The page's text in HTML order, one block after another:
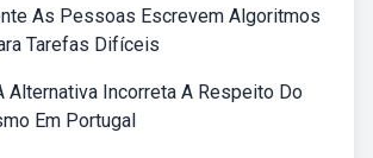
As Pessoas Escrevem Algoritmos
Tarefas Difíceis
Alternativa Incorreta A Respeito Do
Em Portugal